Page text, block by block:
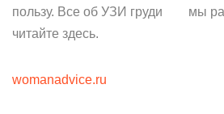
пользу. Все об УЗИ груди
читайте здесь.
мы
womanadvice.ru